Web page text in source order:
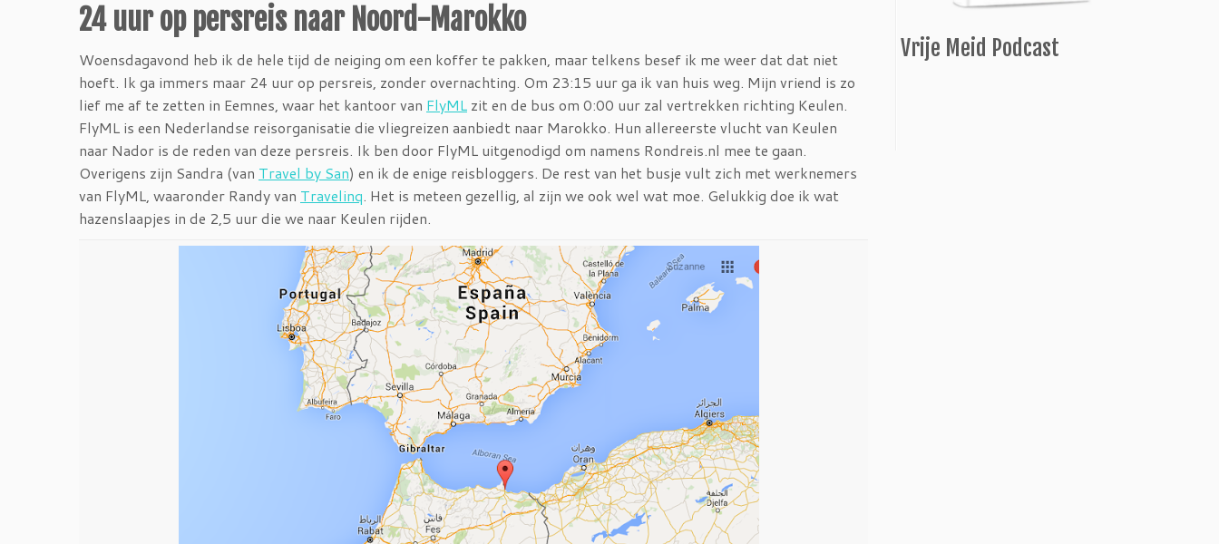
24 uur op persreis naar Noord-Marokko
Woensdagavond heb ik de hele tijd de neiging om een koffer te pakken, maar telkens besef ik me weer dat dat niet
hoeft. Ik ga immers maar 24 uur op persreis, zonder overnachting. Om 23:15 uur ga ik van huis weg. Mijn vriend is zo
lief me af te zetten in Eemnes, waar het kantoor van FlyML zit en de bus om 0:00 uur zal vertrekken richting Keulen.
FlyML is een Nederlandse reisorganisatie die vliegreizen aanbiedt naar Marokko. Hun allereerste vlucht van Keulen
naar Nador is de reden van deze persreis. Ik ben door FlyML uitgenodigd om namens Rondreis.nl mee te gaan.
Overigens zijn Sandra (van Travel by San) en ik de enige reisbloggers. De rest van het busje vult zich met werknemers
van FlyML, waaronder Randy van Travelinq. Het is meteen gezellig, al zijn we ook wel wat moe. Gelukkig doe ik wat
hazenslaapjes in de 2,5 uur die we naar Keulen rijden.
Vrije Meid Podcast